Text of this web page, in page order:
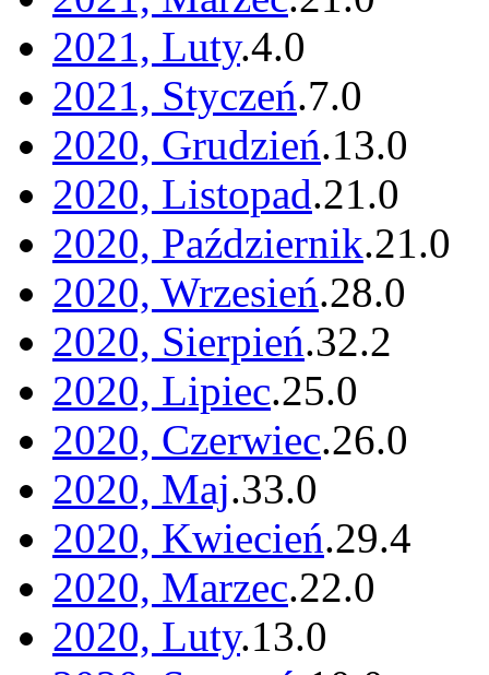
2021, Luty.4.0
2021, Styczeń.7.0
2020, Grudzień.13.0
2020, Listopad.21.0
2020, Październik.21.0
2020, Wrzesień.28.0
2020, Sierpień.32.2
2020, Lipiec.25.0
2020, Czerwiec.26.0
2020, Maj.33.0
2020, Kwiecień.29.4
2020, Marzec.22.0
2020, Luty.13.0